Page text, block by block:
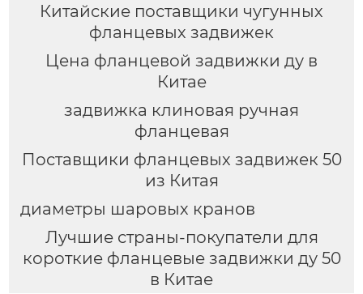
Китайские поставщики чугунных
фланцевых задвижек
Цена фланцевой задвижки ду в
Китае
задвижка клиновая ручная
фланцевая
Поставщики фланцевых задвижек 50
из Китая
диаметры шаровых кранов
Лучшие страны-покупатели для
короткие фланцевые задвижки ду 50
в Китае